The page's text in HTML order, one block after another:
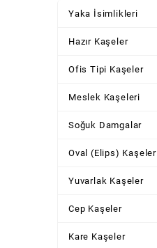
Yaka İsimlikleri
Hazır Kaşeler
Ofis Tipi Kaşeler
Meslek Kaşeleri
Soğuk Damgalar
Oval (Elips) Kaşeler
Yuvarlak Kaşeler
Cep Kaşeler
Kare Kaşeler